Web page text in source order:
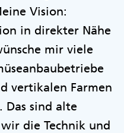
Vision:
in direkter Nähe
mir viele
vertikalen Farmen
Das sind alte
die Technik und